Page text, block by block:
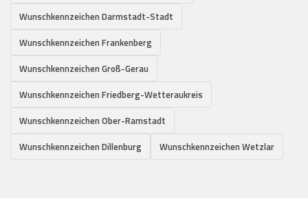
Wunschkennzeichen Darmstadt-Stadt
Wunschkennzeichen Frankenberg
Wunschkennzeichen Groß-Gerau
Wunschkennzeichen Friedberg-Wetteraukreis
Wunschkennzeichen Ober-Ramstadt
Wunschkennzeichen Dillenburg
Wunschkennzeichen Wetzlar